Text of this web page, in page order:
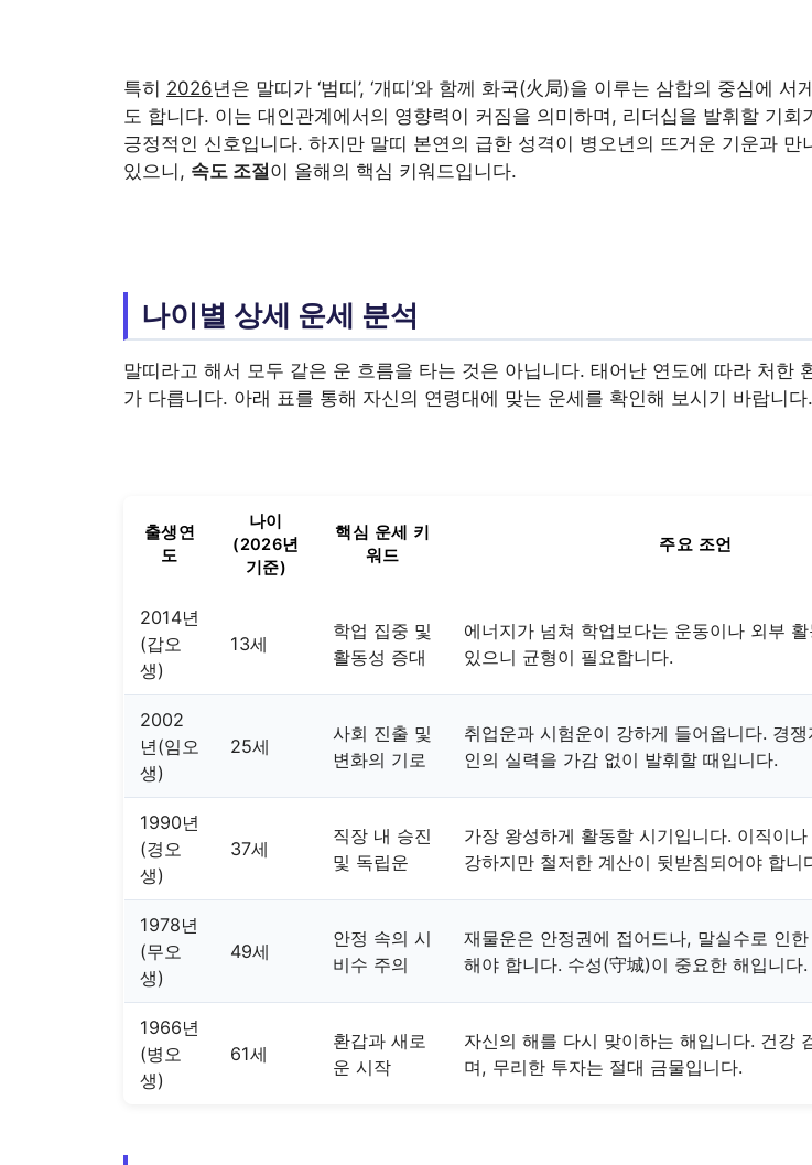
특히 2026년은 말띠가 ‘범띠’, ‘개띠’와 함께 화국(火局)을 이루는 삼합의 중심에 서
도 합니다. 이는 대인관계에서의 영향력이 커짐을 의미하며, 리더십을 발휘할 기회
긍정적인 신호입니다. 하지만 말띠 본연의 급한 성격이 병오년의 뜨거운 기운과 만
있으니, 속도 조절이 올해의 핵심 키워드입니다.
나이별 상세 운세 분석
말띠라고 해서 모두 같은 운 흐름을 타는 것은 아닙니다. 태어난 연도에 따라 처한
가 다릅니다. 아래 표를 통해 자신의 연령대에 맞는 운세를 확인해 보시기 바랍니다.
출생연
도
나이
(2026년
기준)
핵심 운세 키
워드
주요 조언
2014년
(갑오
생)
13세
학업 집중 및
활동성 증대
에너지가 넘쳐 학업보다는 운동이나 외부
있으니 균형이 필요합니다.
2002
년(임오
생)
25세
사회 진출 및
변화의 기로
취업운과 시험운이 강하게 들어옵니다. 경
인의 실력을 가감 없이 발휘할 때입니다.
1990년
(경오
생)
37세
직장 내 승진
및 독립운
가장 왕성하게 활동할 시기입니다. 이직이
강하지만 철저한 계산이 뒷받침되어야 합니
1978년
(무오
생)
49세
안정 속의 시
비수 주의
재물운은 안정권에 접어드나, 말실수로 인
해야 합니다. 수성(守城)이 중요한 해입니다.
1966년
(병오
생)
61세
환갑과 새로
운 시작
자신의 해를 다시 맞이하는 해입니다. 건강
며, 무리한 투자는 절대 금물입니다.